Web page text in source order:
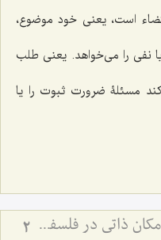
است، یعنی خود موضوع،
نفی را می‌خواهد. یعنی طلب
مسئلۀ ضرورت ثبوت را یا
استحالۀ امکان بالغیر و تبیین امکان ذاتی در فلسفه اسلامی - بررسی نسبت امکان، وجوب و امتناع از دیدگاه آخوند 2